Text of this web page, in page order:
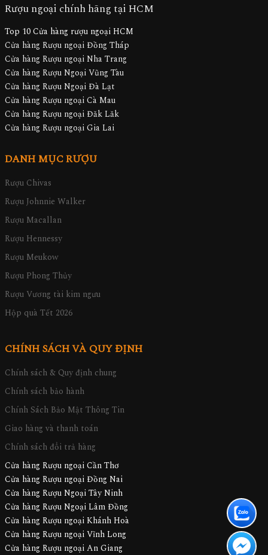
Rượu ngoại chính hãng tại HCM
Top 10 Cửa hàng rượu ngoại HCM
Cửa hàng Rượu ngoại Đồng Tháp
Cửa hàng Rượu ngoại Nha Trang
Cửa hàng Rượu Ngoại Vũng Tàu
Cửa hàng Rượu Ngoại Đà Lạt
Cửa hàng Rượu ngoại Cà Mau
Cửa hàng Rượu ngoại Đăk Lăk
Cửa hàng Rượu ngoại Gia Lai
DANH MỤC RƯỢU
Rượu Chivas
Rượu Johnnie Walker
Rượu Macallan
Rượu Hennessy
Rượu Meukow
Rượu Phong Thủy
Rượu Vương tài kim ngưu
Hộp quà Tết 2026
CHÍNH SÁCH VÀ QUY ĐỊNH
Chính sách & Quy định chung
Chính sách bảo hành
Chính Sách Bảo Mật Thông Tin
Giao hàng và thanh toán
Chính sách đổi trả hàng
Cửa hàng Rượu ngoại Cần Thơ
Cửa hàng Rượu ngoại Đồng Nai
Cửa hàng Rượu Ngoại Tây Ninh
Cửa hàng Rượu Ngoại Lâm Đồng
Cửa hàng Rượu ngoại Khánh Hoà
Cửa hàng Rượu ngoại Vĩnh Long
Cửa hàng Rượu ngoại An Giang